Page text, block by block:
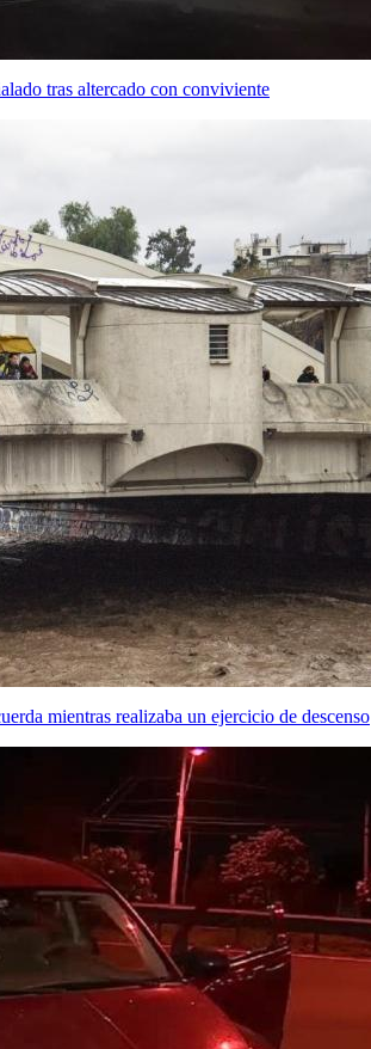
tras altercado con conviviente
mientras realizaba un ejercicio de descenso